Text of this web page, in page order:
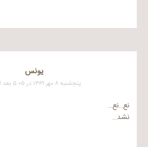
یونس
پنجشنبه ۸ مهر ۱۳۸۹ در ۵:۰۵ بعد از ظهر
نع…نع…
نشد…